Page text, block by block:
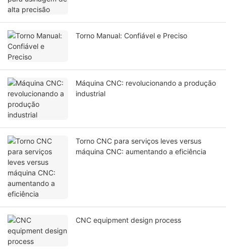
Torno Manual: Confiável e Preciso
Máquina CNC: revolucionando a produção
industrial
Torno CNC para serviços leves versus
máquina CNC: aumentando a eficiência
CNC equipment design process